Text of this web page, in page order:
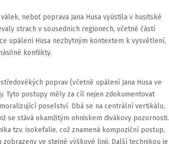
neboť poprava Jana Husa vyústila v husitské
strach v sousedních regionech, včetně částí
upálení Husa nezbytným kontextem k vysvětlení,
konflikty.
poprav (včetně upálení Jana Husa ve
Tyto postupy měly za cíl nejen zdokumentovat
poselství. Dbá se na centrální vertikálu,
se stává okamžitým ohniskem divákovy pozornosti.
tzv. isokefalie, což znamená kompoziční postup,
ve stejné výškové linii. Další technikou je